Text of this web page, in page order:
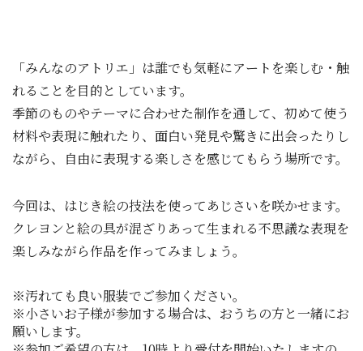
「みんなのアトリエ」は誰でも気軽にアートを楽しむ・触
れることを目的としています。
季節のものやテーマに合わせた制作を通して、初めて使う
材料や表現に触れたり、面白い発見や驚きに出会ったりし
ながら、自由に表現する楽しさを感じてもらう場所です。
今回は、はじき絵の技法を使ってあじさいを咲かせます。
クレヨンと絵の具が混ざりあって生まれる不思議な表現を
楽しみながら作品を作ってみましょう。
※汚れても良い服装でご参加ください。
※小さいお子様が参加する場合は、おうちの方と一緒にお
願いします。